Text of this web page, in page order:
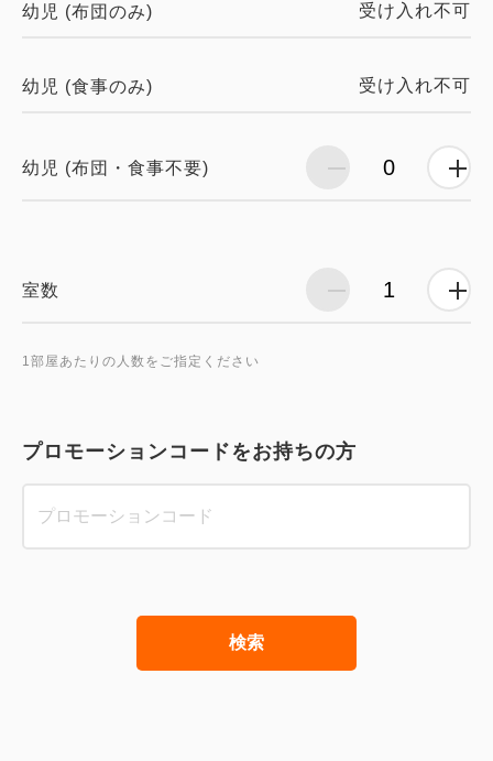
幼児 (布団のみ) 受け入れ不可
幼児 (食事のみ) 受け入れ不可
幼児 (布団・食事不要)
室数
1部屋あたりの人数をご指定ください
プロモーションコードをお持ちの方
検索